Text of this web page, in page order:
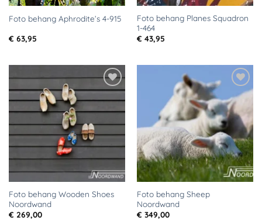
Foto behang Aphrodite’s 4-915
€ 63,95
Foto behang Planes Squadron
1-464
€ 43,95
Toevoegen
aan
verlanglijst
Foto behang Wooden Shoes
Noordwand
€ 269,00
Toevoegen
aan
verlanglijst
Foto behang Sheep
Noordwand
€ 349,00